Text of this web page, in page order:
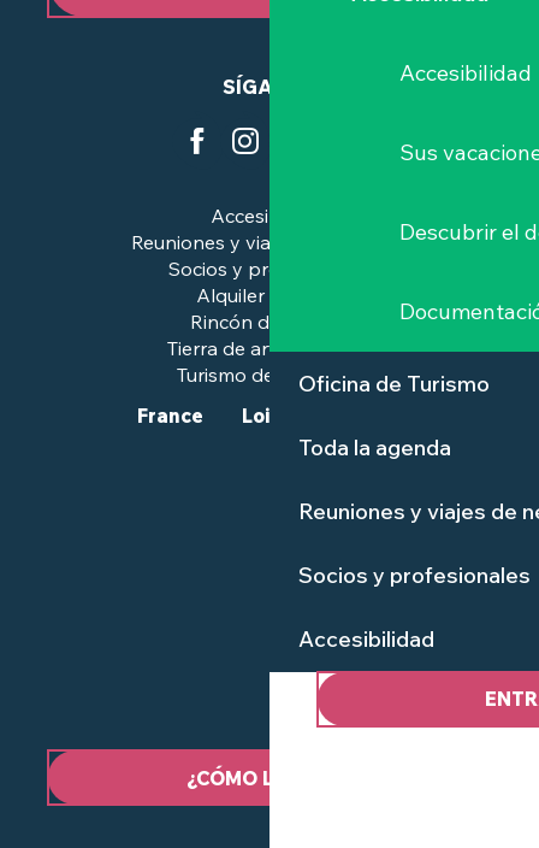
Accesibilidad
Sus
Descubrir el
Oficina de Turismo
Toda la agenda
Reuniones y viajes de
Socios y profesionales
Accesibilidad
SÍGANOS
Accesibilidad
Reuniones y viajes de negocios
Socios y profesionales
Alquiler de salas
Rincón de prensa
Tierra de arte e historia
Turismo de calidad™.
¿CÓMO LLEGAR?
France Loire-Atlantique